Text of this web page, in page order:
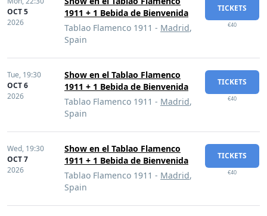
OCT 5
2026
1911 + 1 Bebida de Bienvenida
Tablao Flamenco 1911 - Madrid,
Spain
TICKETS
€40
Tue, 19:30
OCT 6
2026
Show en el Tablao Flamenco
1911 + 1 Bebida de Bienvenida
Tablao Flamenco 1911 - Madrid,
Spain
TICKETS
€40
Wed, 19:30
OCT 7
2026
Show en el Tablao Flamenco
1911 + 1 Bebida de Bienvenida
Tablao Flamenco 1911 - Madrid,
Spain
TICKETS
€40